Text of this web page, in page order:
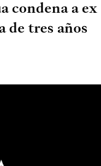
condena a ex
de tres años